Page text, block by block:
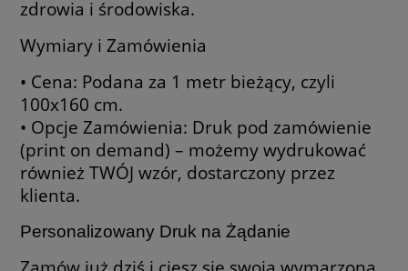
zdrowia i środowiska.
Wymiary i Zamówienia
• Cena: Podana za 1 metr bieżący, czyli
100x160 cm.
• Opcje Zamówienia: Druk pod zamówienie
(print on demand) – możemy wydrukować
również TWÓJ wzór, dostarczony przez
klienta.
Personalizowany Druk na Żądanie